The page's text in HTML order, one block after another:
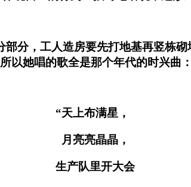
，工人造房要先打地基再竖栋砌
以她唱的歌全是那个年代的时兴曲：
“天上布满星，
月亮亮晶晶，
生产队里开大会